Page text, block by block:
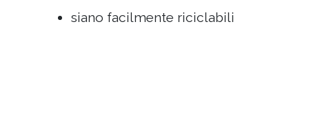
siano facilmente riciclabili